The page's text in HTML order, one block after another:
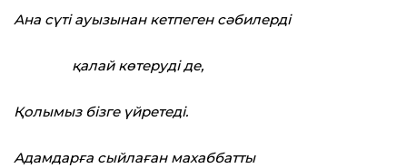
Ана сүті ауызынан кетпеген сәбилерді
қалай көтеруді де,
Қолымыз бізге үйретеді.
Адамдарға сыйлаған махаббатты